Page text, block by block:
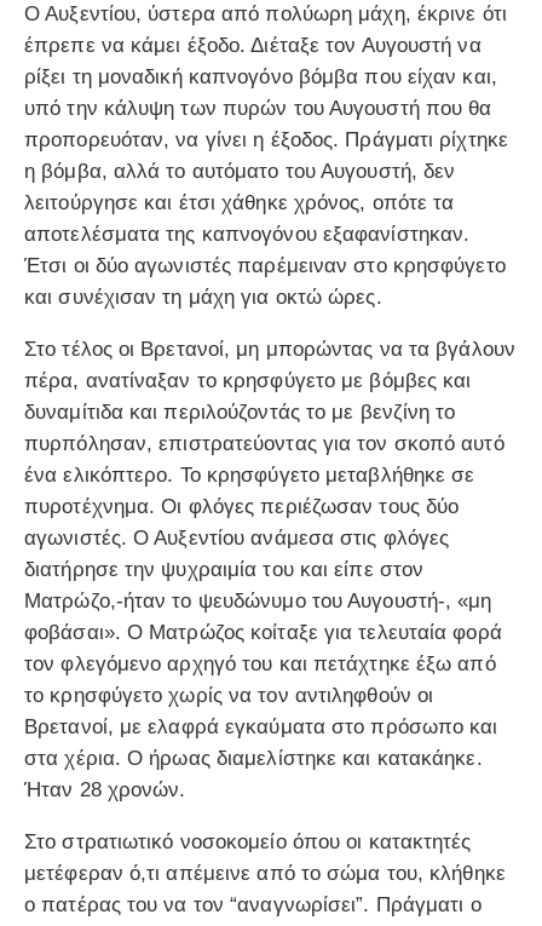
Ο Αυξεντίου, ύστερα από πολύωρη μάχη, έκρινε ότι
έπρεπε να κάμει έξοδο. Διέταξε τον Αυγουστή να
ρίξει τη μοναδική καπνογόνο βόμβα που είχαν και,
υπό την κάλυψη των πυρών του Αυγουστή που θα
προπορευόταν, να γίνει η έξοδος. Πράγματι ρίχτηκε
η βόμβα, αλλά το αυτόματο του Αυγουστή, δεν
λειτούργησε και έτσι χάθηκε χρόνος, οπότε τα
αποτελέσματα της καπνογόνου εξαφανίστηκαν.
Έτσι οι δύο αγωνιστές παρέμειναν στο κρησφύγετο
και συνέχισαν τη μάχη για οκτώ ώρες.
Στο τέλος οι Βρετανοί, μη μπορώντας να τα βγάλουν
πέρα, ανατίναξαν το κρησφύγετο με βόμβες και
δυναμίτιδα και περιλούζοντάς το με βενζίνη το
πυρπόλησαν, επιστρατεύοντας για τον σκοπό αυτό
ένα ελικόπτερο. Το κρησφύγετο μεταβλήθηκε σε
πυροτέχνημα. Οι φλόγες περιέζωσαν τους δύο
αγωνιστές. Ο Αυξεντίου ανάμεσα στις φλόγες
διατήρησε την ψυχραιμία του και είπε στον
Ματρώζο,-ήταν το ψευδώνυμο του Αυγουστή-, «μη
φοβάσαι». Ο Ματρώζος κοίταξε για τελευταία φορά
τον φλεγόμενο αρχηγό του και πετάχτηκε έξω από
το κρησφύγετο χωρίς να τον αντιληφθούν οι
Βρετανοί, με ελαφρά εγκαύματα στο πρόσωπο και
στα χέρια. Ο ήρωας διαμελίστηκε και κατακάηκε.
Ήταν 28 χρονών.
Στο στρατιωτικό νοσοκομείο όπου οι κατακτητές
μετέφεραν ό,τι απέμεινε από το σώμα του, κλήθηκε
ο πατέρας του να τον “αναγνωρίσει”. Πράγματι ο